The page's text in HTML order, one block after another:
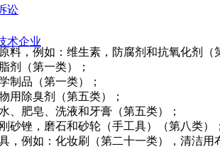
讼
术企业
，例如：维生素，防腐剂和抗氧化剂（
（第一类）；
品（第一类）；
除臭剂（第五类）；
肥皂、洗液和牙膏（第五类）；
锉，磨石和砂轮（手工具）（第八类）
例如：化妆刷（第二十一类），清洁用